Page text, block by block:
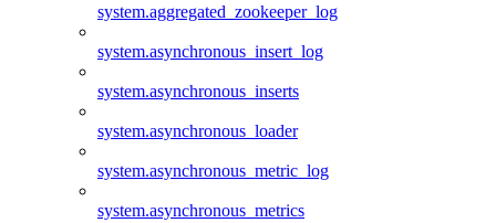
system.aggregated_zookeeper_log
system.asynchronous_insert_log
system.asynchronous_inserts
system.asynchronous_loader
system.asynchronous_metric_log
system.asynchronous_metrics